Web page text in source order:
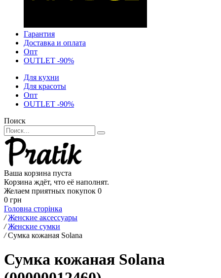
Гарантия
Доставка и оплата
Опт
OUTLET -90%
Для кухни
Для красоты
Опт
OUTLET -90%
Поиск
Ваша корзина пуста
Корзина ждёт, что её наполнят.
Желаем приятных покупок 0
0 грн
Головна сторінка
/ Женские аксессуары
/ Женские сумки
/ Сумка кожаная Solana
Сумка кожаная Solana